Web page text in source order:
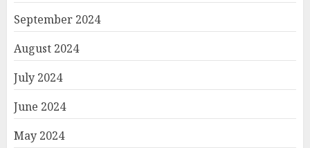
September 2024
August 2024
July 2024
June 2024
May 2024